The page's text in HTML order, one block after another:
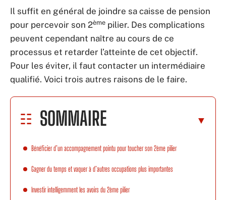
Il suffit en général de joindre sa caisse de pension
pour percevoir son 2ème pilier. Des complications
peuvent cependant naître au cours de ce
processus et retarder l’atteinte de cet objectif.
Pour les éviter, il faut contacter un intermédiaire
qualifié. Voici trois autres raisons de le faire.
SOMMAIRE
Bénéficier d’un accompagnement pointu pour toucher son 2ème pilier
Gagner du temps et vaquer à d’autres occupations plus importantes
Investir intelligemment les avoirs du 2ème pilier